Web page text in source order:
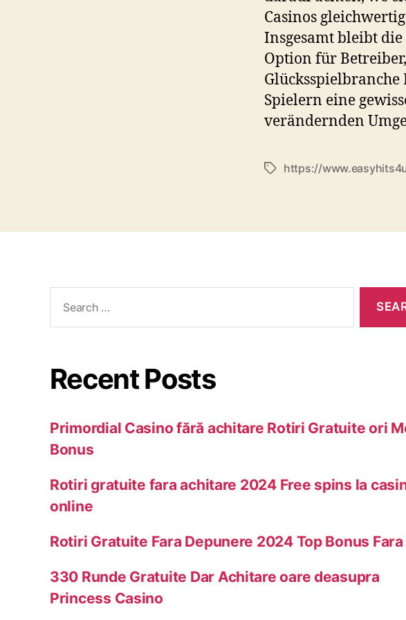
Casinos
Insgesamt bleibt
Option für
Glücksspielbranche
Spielern eine
verändernden
https://
Recent Posts
Primordial Casino fără achitare Rotiri Gratuite ori
Bonus
Rotiri gratuite fara achitare 2024 Free spins la
online
Rotiri Gratuite Fara Depunere 2024 Top Bonus Fara
330 Runde Gratuite Dar Achitare oare deasupra
Princess Casino